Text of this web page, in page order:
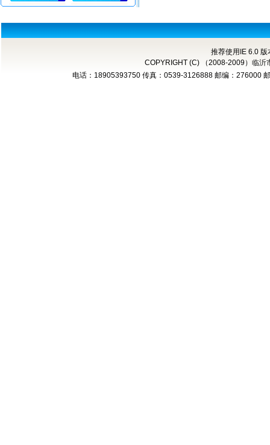
推荐使用IE 6.0
COPYRIGHT (C) （2008-2009）临
电话：18905393750 传真：0539-3126888 邮编：276000